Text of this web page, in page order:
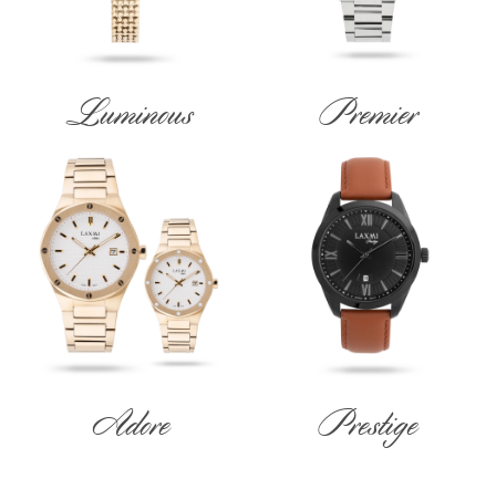
Premier
Luminous
Prestige
Adore